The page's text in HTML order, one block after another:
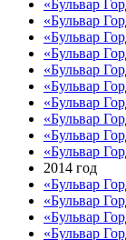
«Бульвар
«Бульвар
«Бульвар
«Бульвар
«Бульвар
«Бульвар
«Бульвар
«Бульвар
«Бульвар
«Бульвар
2014 год
«Бульвар
«Бульвар
«Бульвар
«Бульвар